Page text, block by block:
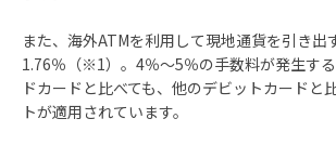
また、海外ATMを利用して現地通貨を引き出
1.76％（※1）。4％～5％の手数料が発生す
ドカードと比べても、他のデビットカードと
トが適用されています。